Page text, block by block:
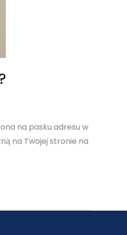
na pasku adresu w
na Twojej stronie na